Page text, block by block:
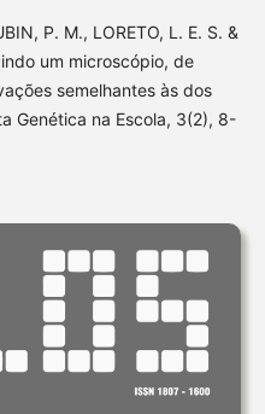
P. M., LORETO, L. E. S. &
um microscópio, de
semelhantes às dos
Genética na Escola, 3(2), 8-